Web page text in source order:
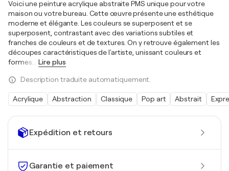
Expédition et retours
Garantie et paiement
Voici une peinture acrylique abstraite PMS unique pour votre
maison ou votre bureau. Cette œuvre présente une esthétique
moderne et élégante. Les couleurs se superposent et se
superposent, contrastant avec des variations subtiles et
franches de couleurs et de textures. On y retrouve également les
découpes caractéristiques de l'artiste, unissant couleurs et
formes.… Lire plus
Description traduite automatiquement.
Acrylique Abstraction Classique Pop art Abstrait